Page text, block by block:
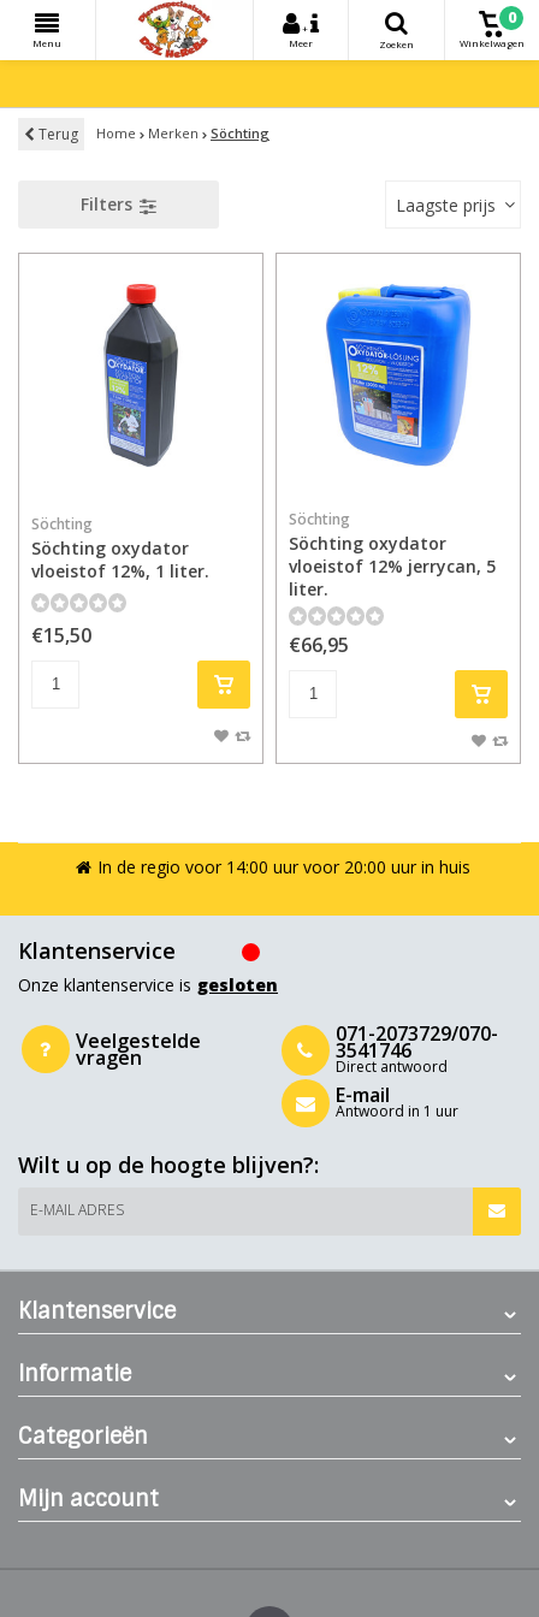
Menu
+
Meer
Zoeken
0
Winkelwagen
Terug Home Merken Söchting
Filters Laagste prijs
Söchting
Söchting oxydator
vloeistof 12%, 1 liter.
€15,50
Söchting
Söchting oxydator
vloeistof 12% jerrycan, 5
liter.
€66,95
In de regio voor 14:00 uur voor 20:00 uur in huis
Klantenservice
Onze klantenservice is gesloten
Veelgestelde
vragen
071-2073729/070-
3541746
Direct antwoord
E-mail
Antwoord in 1 uur
Wilt u op de hoogte blijven?:
E-MAIL ADRES
Klantenservice
Informatie
Categorieën
Mijn account